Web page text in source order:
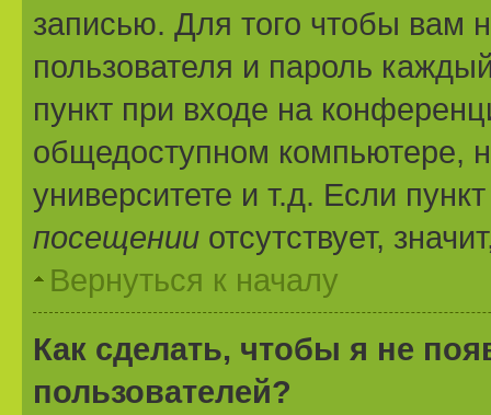
записью. Для того чтобы вам
пользователя и пароль
пункт при входе на
общедоступном компьютере,
университете и т.д. Если
посещении отсутствует,
Вернуться к началу
Как сделать, чтобы я не
пользователей?